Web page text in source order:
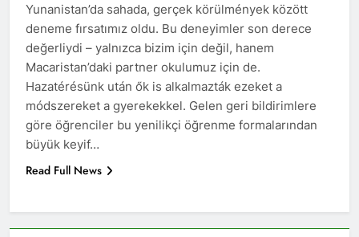
Yunanistan’da sahada, gerçek körülmények között
deneme fırsatımız oldu. Bu deneyimler son derece
değerliydi – yalnızca bizim için değil, hanem
Macaristan’daki partner okulumuz için de.
Hazatérésünk után ők is alkalmazták ezeket a
módszereket a gyerekekkel. Gelen geri bildirimlere
göre öğrenciler bu yenilikçi öğrenme formalarından
büyük keyif…
Read Full News